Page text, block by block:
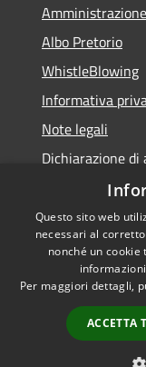
Albo Pretorio
WhistleBlowing
Informativa
Note legali
Dichiarazione di
Accessibilità
Privacy
Mappa del sito
Obiettivi di
Questo sito web
necessari al
nonché un
Per maggiori dettagli,
ACCETTA